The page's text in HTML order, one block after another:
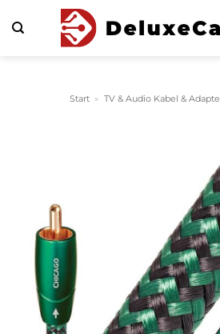
Inhalt
Start » TV & Audio Kabel &